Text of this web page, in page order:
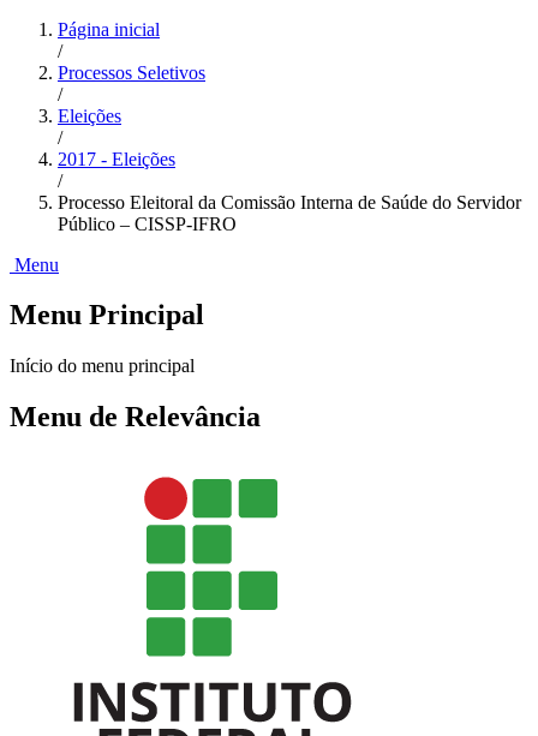
Página inicial
/
Processos Seletivos
/
Eleições
/
2017 - Eleições
/
Processo Eleitoral da Comissão Interna de Saúde do Servidor
Público – CISSP-IFRO
Menu
Menu Principal
Início do menu principal
Menu de Relevância